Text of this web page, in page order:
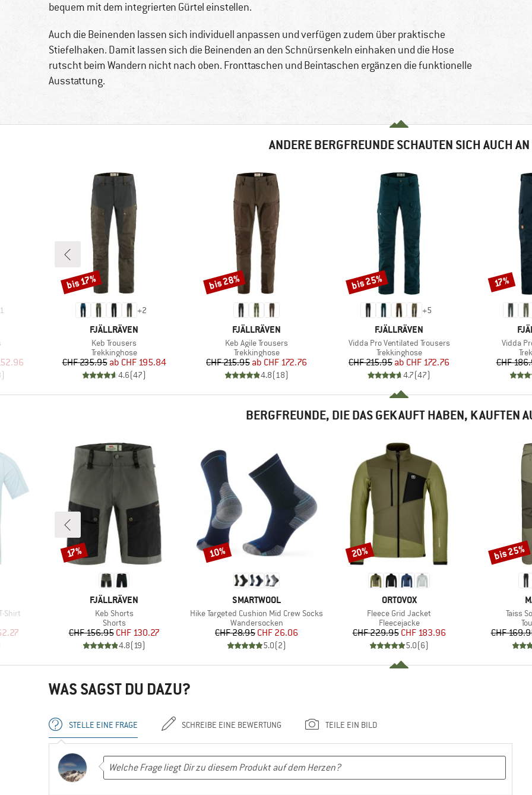
bequem mit dem integrierten Gürtel einstellen.
Auch die Beinenden lassen sich individuell anpassen und verfügen zudem über praktische
Stiefelhaken. Damit lassen sich die Beinenden an den Schnürsenkeln einhaken und die Hose
rutscht beim Wandern nicht nach oben. Fronttaschen und Beintaschen ergänzen die funktionelle
Ausstattung.
ANDERE BERGFREUNDE SCHAUTEN SICH AUCH AN
1
Preis
)
+2
MARKE
FJÄLLRÄVEN
Artikel
Keb Trousers
Produktgruppe
Trekkinghose
Preis
CHF 235.95 reduzierter Preis
ab CHF 195.84
4.6(47)
Rabatt
bis 17%
MARKE
FJÄLLRÄVEN
Artikel
Keb Agile Trousers
Produktgruppe
Trekkinghose
Preis
CHF 215.95 reduzierter Preis
ab CHF 172.76
4.8(18)
Rabatt
bis 28%
+5
MARKE
FJÄLLRÄVEN
Artikel
Vidda Pro Ventilated Trousers
Produktgruppe
Trekkinghose
Preis
CHF 215.95 reduzierter Preis
ab CHF 172.76
4.7(47)
Rabatt
bis 25%
Artikel
Vidda
CHF
Rabatt
17%
BERGFREUNDE, DIE DAS GEKAUFT HABEN, KAUFTEN
Shirt
Preis
MARKE
FJÄLLRÄVEN
Artikel
Keb Shorts
Produktgruppe
Shorts
Preis
CHF 156.95reduzierter Preis
CHF 130.27
4.8(19)
Rabatt
17%
MARKE
SMARTWOOL
Artikel
Hike Targeted Cushion Mid Crew Socks
Produktgruppe
Wandersocken
Preis
CHF 28.95 reduzierter Preis
CHF 26.06
5.0(2)
Rabatt
10%
MARKE
ORTOVOX
Artikel
Fleece Grid Jacket
Produktgruppe
Fleecejacke
Preis
CHF 229.95reduzierter Preis
CHF 183.96
5.0(6)
Rabatt
20%
Artikel
Taiss
CHF
Rabatt
bis 25%
WAS SAGST DU DAZU?
STELLE EINE FRAGE SCHREIBE EINE BEWERTUNG TEILE EIN BILD